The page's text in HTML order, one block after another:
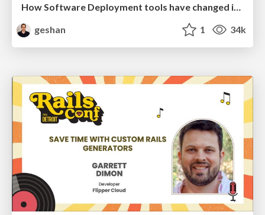
How Software Deployment tools have changed in the past 20 years
geshan
1 34k